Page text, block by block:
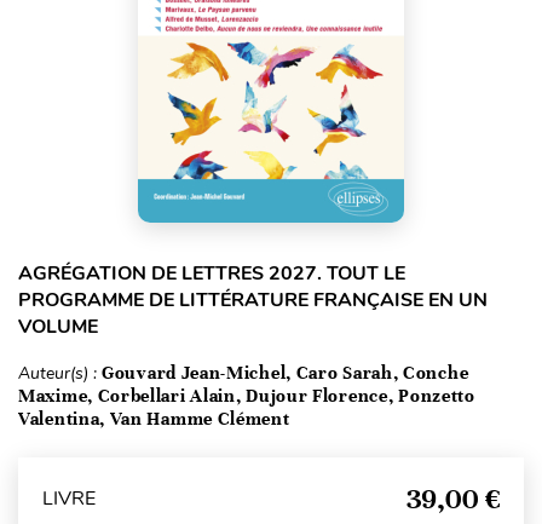
AGRÉGATION DE LETTRES 2027. TOUT LE
PROGRAMME DE LITTÉRATURE FRANÇAISE EN UN
VOLUME
Auteur(s) : Gouvard Jean-Michel, Caro Sarah, Conche
Maxime, Corbellari Alain, Dujour Florence, Ponzetto
Valentina, Van Hamme Clément
LIVRE 39,00 €